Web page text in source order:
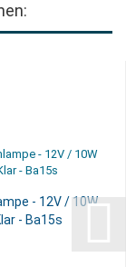
- 12V / 10W
- Ba15s